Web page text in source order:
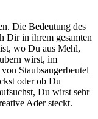
Die Bedeutung des
Dir in ihrem gesamten
wo Du aus Mehl,
wirst, im
Staubsaugerbeutel
oder ob Du
Du wirst sehr
Ader steckt.